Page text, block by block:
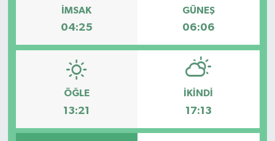
İMSAK
04:25
GÜNEŞ
06:06
ÖĞLE
13:21
İKINDI
17:13
KÜLTÜR SANAT
RESMİ İLANLAR